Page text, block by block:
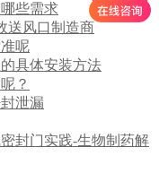
些需求
送风口制造商
呢
具体安装方法
？
泄漏
封门实践-生物制药解